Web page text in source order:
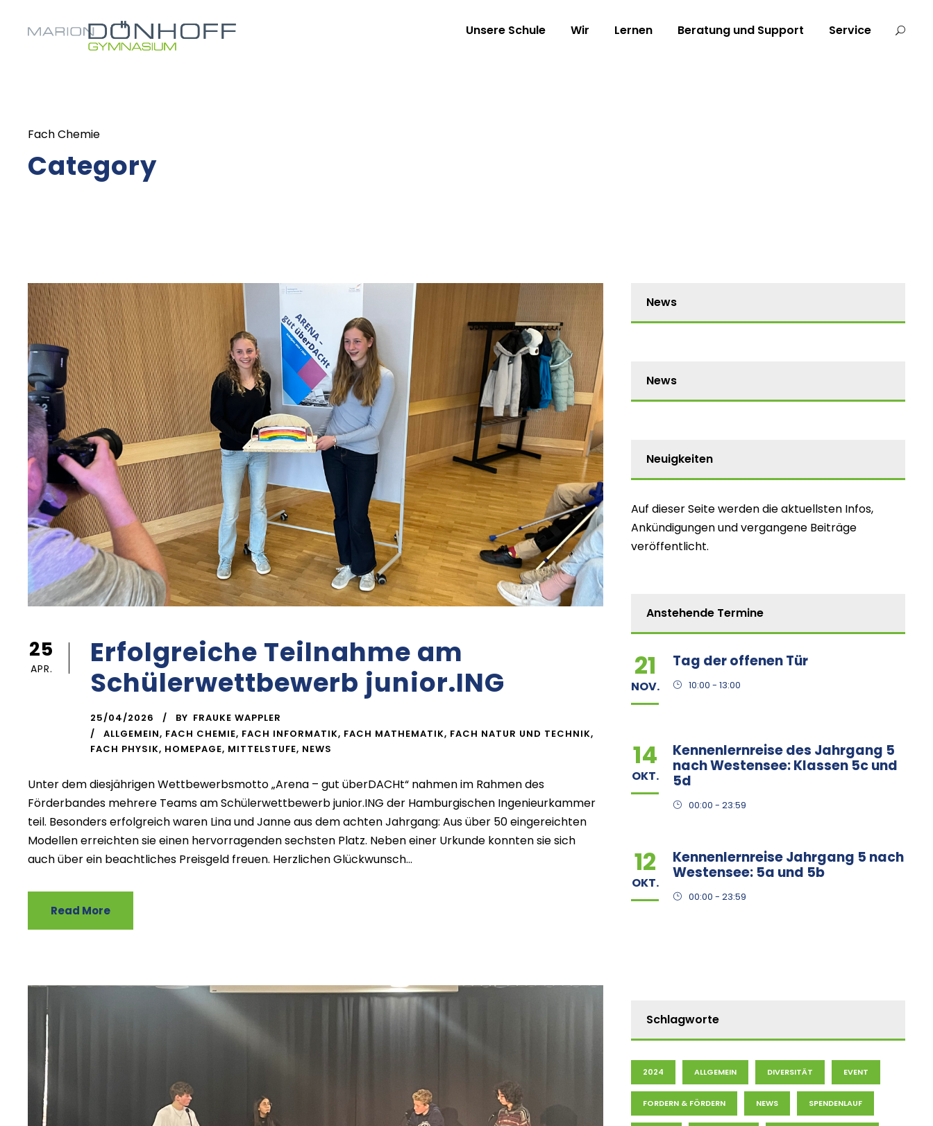
Unsere Schule Wir Lernen Beratung und Support Service
Fach Chemie
Category
25
APR.
Erfolgreiche Teilnahme am
Schülerwettbewerb junior.ING
25/04/2026 BY FRAUKE WAPPLER
ALLGEMEIN, FACH CHEMIE, FACH INFORMATIK, FACH MATHEMATIK, FACH NATUR UND TECHNIK,
FACH PHYSIK, HOMEPAGE, MITTELSTUFE, NEWS
Unter dem diesjährigen Wettbewerbsmotto „Arena – gut überDACHt“ nahmen im Rahmen des
Förderbandes mehrere Teams am Schülerwettbewerb junior.ING der Hamburgischen Ingenieurkammer
teil. Besonders erfolgreich waren Lina und Janne aus dem achten Jahrgang: Aus über 50 eingereichten
Modellen erreichten sie einen hervorragenden sechsten Platz. Neben einer Urkunde konnten sie sich
auch über ein beachtliches Preisgeld freuen. Herzlichen Glückwunsch...
Read More
News
News
Neuigkeiten
Auf dieser Seite werden die aktuellsten Infos,
Ankündigungen und vergangene Beiträge
veröffentlicht.
Anstehende Termine
21
NOV.
Tag der offenen Tür
10:00 - 13:00
14
OKT.
Kennenlernreise des Jahrgang 5
nach Westensee: Klassen 5c und
5d
00:00 - 23:59
12
OKT.
Kennenlernreise Jahrgang 5 nach
Westensee: 5a und 5b
00:00 - 23:59
Schlagworte
2024 ALLGEMEIN DIVERSITÄT EVENT
FORDERN & FÖRDERN NEWS SPENDENLAUF